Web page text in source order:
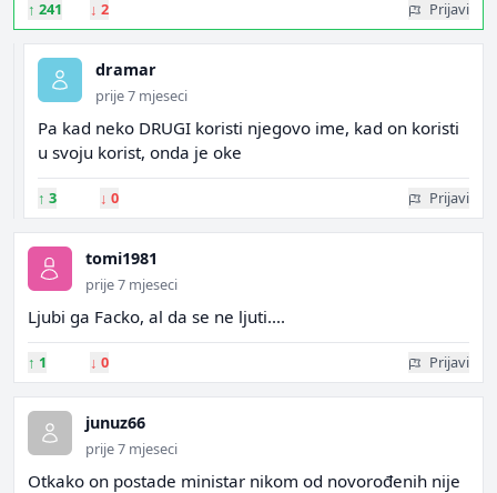
↑ 241 ↓ 2 Prijavi
dramar
prije 7 mjeseci
Pa kad neko DRUGI koristi njegovo ime, kad on koristi
u svoju korist, onda je oke
↑ 3 ↓ 0 Prijavi
tomi1981
prije 7 mjeseci
Ljubi ga Facko, al da se ne ljuti....
↑ 1 ↓ 0 Prijavi
junuz66
prije 7 mjeseci
Otkako on postade ministar nikom od novorođenih nije